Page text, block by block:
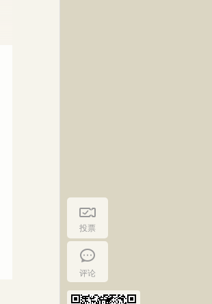
投票
评论